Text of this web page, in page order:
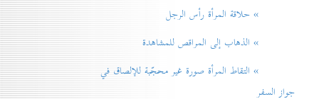
» حلاقة المرأة رأس الرجل
» الذهاب إلی المراقص للمشاهدة
» التقاط المرأة صورة غير محجّبة للإلصاق في
جواز السفر